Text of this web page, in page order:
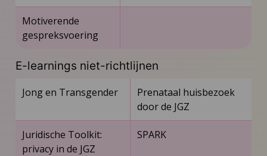
Motiverende
gespreksvoering
E-learnings niet-richtlijnen
Jong en Transgender
Prenataal huisbezoek
door de JGZ
Juridische Toolkit:
privacy in de JGZ
SPARK